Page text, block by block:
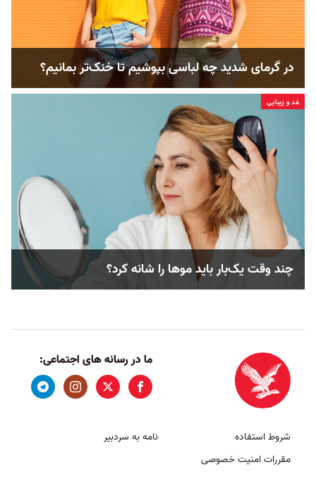
در گرمای شدید چه لباسی بپوشیم تا خنک‌تر بمانیم؟
مُد و زیبایی
چند وقت یک‌بار باید موها را شانه کرد؟
ما در رسانه های اجتماعی:
شروط استفاده
مقررات امنیت خصوصی
نامه به سردبیر